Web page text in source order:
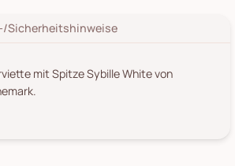
Sicherheitshinweise
mit Spitze Sybille White von